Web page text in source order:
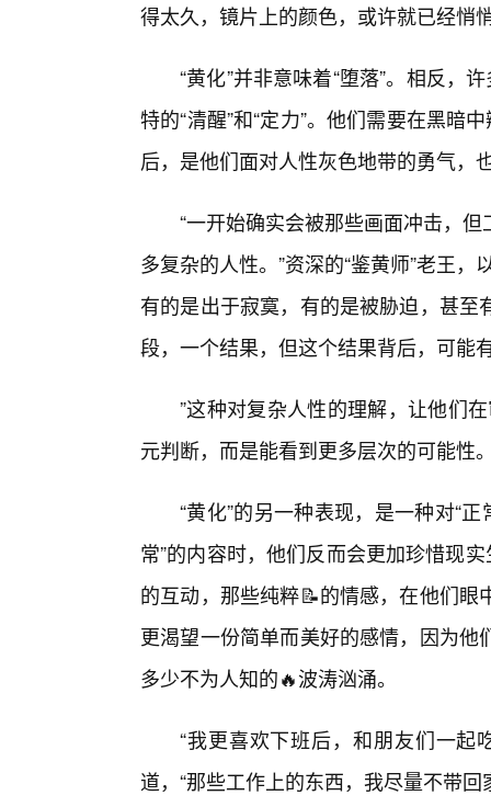
得太久，镜片上的颜色，或许就已经悄
“黄化”并非意味着“堕落”。相反，
特的“清醒”和“定力”。他们需要在黑暗
后，是他们面对人性灰色地带的勇气，
“一开始确实会被那些画面冲击，
多复杂的人性。”资深的“鉴黄师”老王
有的是出于寂寞，有的是被胁迫，甚
段，一个结果，但这个结果背后，可能
”这种对复杂人性的理解，让他们
元判断，而是能看到更多层次的可能性
“黄化”的另一种表现，是一种对“
常”的内容时，他们反而会更加珍惜现
的互动，那些纯粹📝的情感，在他们
更渴望一份简单而美好的感情，因为
多少不为人知的🔥波涛汹涌。
“我更喜欢下班后，和朋友们一起
道，“那些工作上的东西，我尽量不带